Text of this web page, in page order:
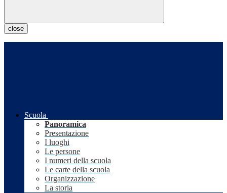
close
Scuola
Panoramica
Presentazione
I luoghi
Le persone
I numeri della scuola
Le carte della scuola
Organizzazione
La storia